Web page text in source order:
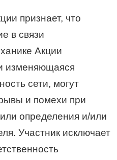
признает, что
в связи
Акции
изменяющаяся
сети, могут
и помехи при
определения и/или
Участник исключает